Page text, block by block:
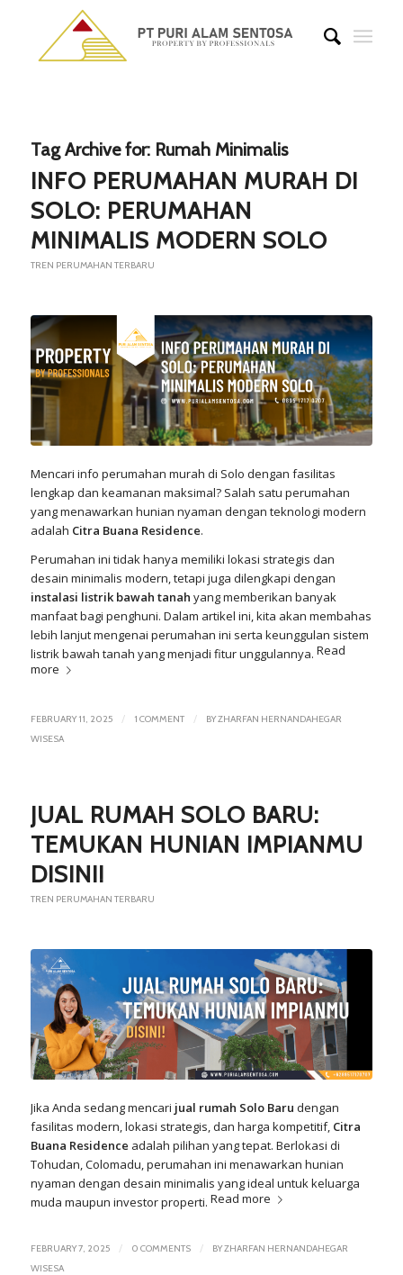
Tag Archive for: Rumah Minimalis
INFO PERUMAHAN MURAH DI
SOLO: PERUMAHAN
MINIMALIS MODERN SOLO
TREN PERUMAHAN TERBARU
Mencari info perumahan murah di Solo dengan fasilitas
lengkap dan keamanan maksimal? Salah satu perumahan
yang menawarkan hunian nyaman dengan teknologi modern
adalah Citra Buana Residence.
Perumahan ini tidak hanya memiliki lokasi strategis dan
desain minimalis modern, tetapi juga dilengkapi dengan
instalasi listrik bawah tanah yang memberikan banyak
manfaat bagi penghuni. Dalam artikel ini, kita akan membahas
lebih lanjut mengenai perumahan ini serta keunggulan sistem
listrik bawah tanah yang menjadi fitur unggulannya. Read
more
FEBRUARY 11, 2025 / 1 COMMENT / BYZHARFAN HERNANDAHEGAR
WISESA
JUAL RUMAH SOLO BARU:
TEMUKAN HUNIAN IMPIANMU
DISINI!
TREN PERUMAHAN TERBARU
Jika Anda sedang mencari jual rumah Solo Baru dengan
fasilitas modern, lokasi strategis, dan harga kompetitif, Citra
Buana Residence adalah pilihan yang tepat. Berlokasi di
Tohudan, Colomadu, perumahan ini menawarkan hunian
nyaman dengan desain minimalis yang ideal untuk keluarga
muda maupun investor properti. Read more
FEBRUARY 7, 2025 / 0 COMMENTS / BYZHARFAN HERNANDAHEGAR
WISESA